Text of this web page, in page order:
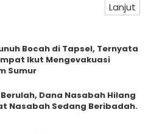
Lanjut
Bocah di Tapsel, Ternyata
Ikut Mengevakuasi
Sumur
Dana Nasabah Hilang
Nasabah Sedang Beribadah.